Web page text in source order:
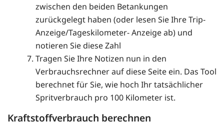
zwischen den beiden Betankungen
zurückgelegt haben (oder lesen Sie Ihre Trip-
Anzeige/Tageskilometer- Anzeige ab) und
notieren Sie diese Zahl
Tragen Sie Ihre Notizen nun in den
Verbrauchsrechner auf diese Seite ein. Das Tool
berechnet für Sie, wie hoch Ihr tatsächlicher
Spritverbrauch pro 100 Kilometer ist.
Kraftstoffverbrauch berechnen